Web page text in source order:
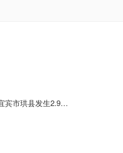
四川宜宾市珙县发生2.9级地震 震源深度10千米